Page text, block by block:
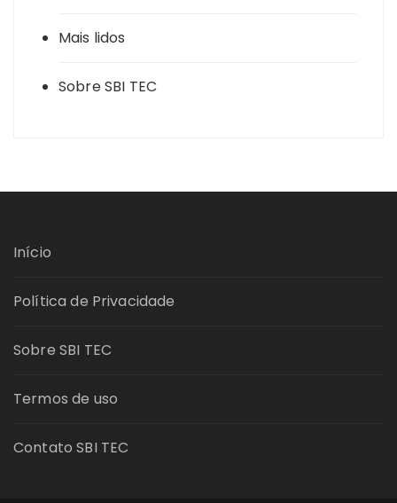
Mais lidos
Sobre SBI TEC
Início
Política de Privacidade
Sobre SBI TEC
Termos de uso
Contato SBI TEC